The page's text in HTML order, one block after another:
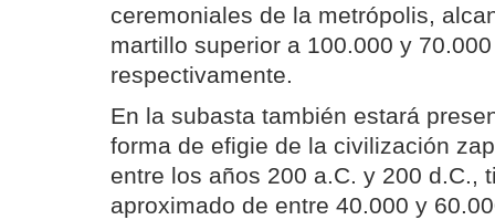
ceremoniales de la metrópolis,
martillo superior a 100.000 y
respectivamente.
En la subasta también estará
forma de efigie de la civilización
entre los años 200 a.C. y 200 d.C.,
aproximado de entre 40.000 y